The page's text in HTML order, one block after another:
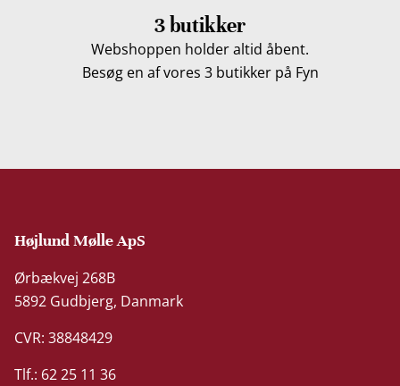
3 butikker
Webshoppen holder altid åbent.
Besøg en af vores 3 butikker på Fyn
Højlund Mølle ApS
Ørbækvej 268B
5892 Gudbjerg, Danmark
CVR: 38848429
Tlf.: 62 25 11 36